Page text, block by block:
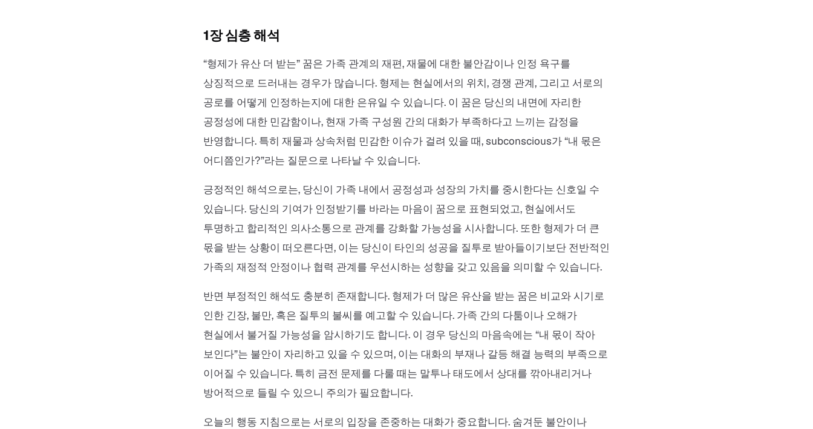
1장 심층 해석
“형제가 유산 더 받는” 꿈은 가족 관계의 재편, 재물에 대한 불안감이나 인정 욕구를
상징적으로 드러내는 경우가 많습니다. 형제는 현실에서의 위치, 경쟁 관계, 그리고 서로의
공로를 어떻게 인정하는지에 대한 은유일 수 있습니다. 이 꿈은 당신의 내면에 자리한
공정성에 대한 민감함이나, 현재 가족 구성원 간의 대화가 부족하다고 느끼는 감정을
반영합니다. 특히 재물과 상속처럼 민감한 이슈가 걸려 있을 때, subconscious가 “내 몫은
어디쯤인가?”라는 질문으로 나타날 수 있습니다.
긍정적인 해석으로는, 당신이 가족 내에서 공정성과 성장의 가치를 중시한다는 신호일 수
있습니다. 당신의 기여가 인정받기를 바라는 마음이 꿈으로 표현되었고, 현실에서도
투명하고 합리적인 의사소통으로 관계를 강화할 가능성을 시사합니다. 또한 형제가 더 큰
몫을 받는 상황이 떠오른다면, 이는 당신이 타인의 성공을 질투로 받아들이기보단 전반적인
가족의 재정적 안정이나 협력 관계를 우선시하는 성향을 갖고 있음을 의미할 수 있습니다.
반면 부정적인 해석도 충분히 존재합니다. 형제가 더 많은 유산을 받는 꿈은 비교와 시기로
인한 긴장, 불만, 혹은 질투의 불씨를 예고할 수 있습니다. 가족 간의 다툼이나 오해가
현실에서 불거질 가능성을 암시하기도 합니다. 이 경우 당신의 마음속에는 “내 몫이 작아
보인다”는 불안이 자리하고 있을 수 있으며, 이는 대화의 부재나 갈등 해결 능력의 부족으로
이어질 수 있습니다. 특히 금전 문제를 다룰 때는 말투나 태도에서 상대를 깎아내리거나
방어적으로 들릴 수 있으니 주의가 필요합니다.
오늘의 행동 지침으로는 서로의 입장을 존중하는 대화가 중요합니다. 숨겨둔 불안이나